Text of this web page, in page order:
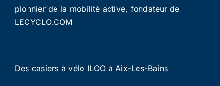
pionnier de la mobilité active, fondateur de
LECYCLO.COM
Des casiers à vélo ILOO à Aix-Les-Bains